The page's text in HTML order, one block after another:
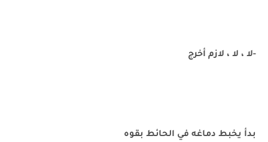
-لا ، لا ، لازم أخرج
بدأ يخبط دماغه في الحائط بقوه